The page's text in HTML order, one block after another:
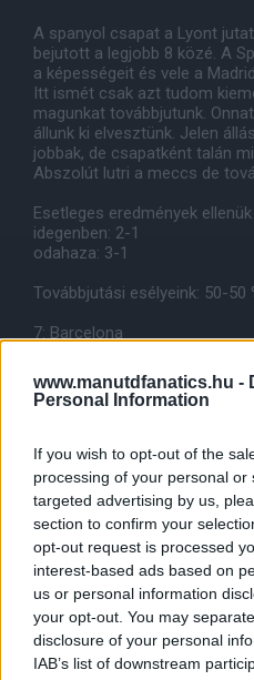
www.manutdfanatics.hu -
Personal Information
If you wish to opt-out of the
processing of your personal
targeted advertising by us,
section to confirm your
opt-out request is processed
interest-based ads based on
us or personal information
your opt-out. You may
disclosure of your personal
IAB’s list of downstream
A spanyol csapat a Lyont
bejutott a legjobb 8 közé. A
a képességeit és vele a
Itt ismét csak azt tudom
magunkat továbbjutunk.
állunk ki elvesztünk. Jelen
jobbak, de csapatként talán
Abszolút lutri a meccs de
Esetleges eredmények ellenük
idegenben: 2-1
odahaza: 3-1
Továbbjutási esélyeink: 50-50
7: Barcelona
Az Arsenal ellen
ismerni, hogy jobbak voltak
jelenlegi szezont nézve azt
akiknél úgy érzem, hogy
mi.Egyetlen esélyünk lehet,
A védelmünk legnehezebb
helytállással és a szezon
nyerhetünk.Ha úgy játszunk
meccsen akkor okozhatunk
Esetleges eredmények ellenük
idegenben: 1-1/0-0
odahaza: 0-0/2-1
Továbbjutási esélyeink: 45-55